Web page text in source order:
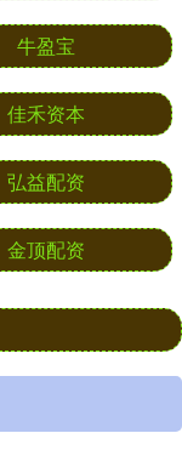
牛盈宝
佳禾资本
弘益配资
金顶配资